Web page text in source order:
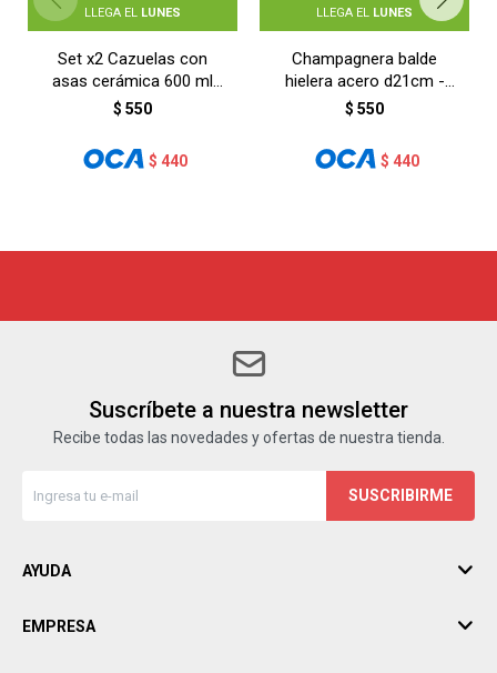
LLEGA EL LUNES
Set x2 Cazuelas con
asas cerámica 600 ml
D12X6,7H cm -
$ 550
$ 440
LLEGA EL LUNES
Champagnera balde
hielera acero d21cm -
PLATEADO
$ 550
$ 440
Suscríbete a nuestra newsletter
Recibe todas las novedades y ofertas de nuestra tienda.
SUSCRIBIRME
AYUDA
EMPRESA